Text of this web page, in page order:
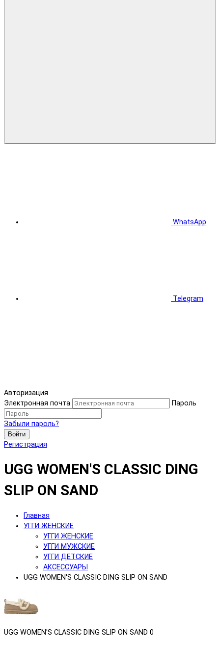
WhatsApp
Telegram
Авторизация
Электронная почта
Пароль
Забыли пароль?
Войти
Регистрация
UGG WOMEN'S CLASSIC DING
SLIP ON SAND
Главная
УГГИ ЖЕНСКИЕ
УГГИ ЖЕНСКИЕ
УГГИ МУЖСКИЕ
УГГИ ДЕТСКИЕ
АКСЕССУАРЫ
UGG WOMEN'S CLASSIC DING SLIP ON SAND
UGG WOMEN'S CLASSIC DING SLIP ON SAND 0